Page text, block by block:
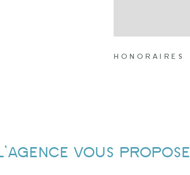
HONORAIRES
L'agence vous propose